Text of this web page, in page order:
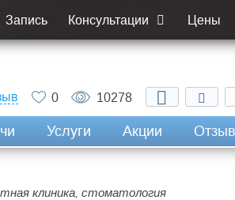
Запись Консультации Цены
0 10278
Услуги Акции
клиника, стоматология